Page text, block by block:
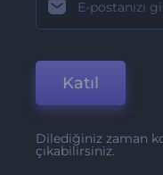
Katıl
Dilediğiniz zaman
çıkabilirsiniz.